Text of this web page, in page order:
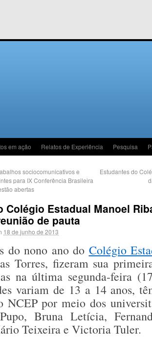
em ação Relatos de Experiência Pesquisa
sociocomunicativos e
para IX Conferência Brasileira
abertas
Estudantes do
Colégio Estadual Manoel
de pauta
18 de junho de 2013
do nono ano do Colégio
Torres, fizeram sua
na última segunda-feira
variam de 13 a 14 anos,
NCEP por meio dos
Bruna Letícia,
Teixeira e Victoria Tuler.